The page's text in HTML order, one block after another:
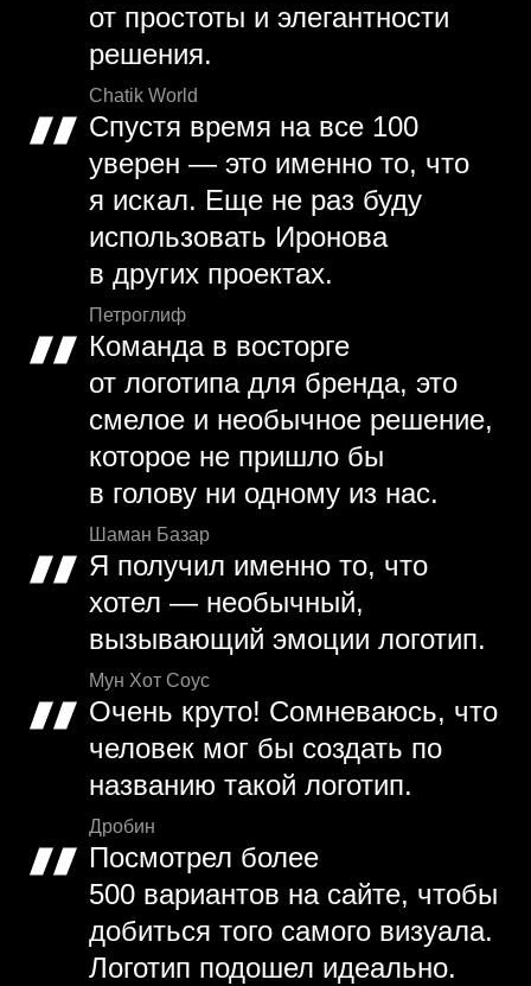
от простоты и элегантности
решения.
Chatik World
Спустя время на все 100
уверен — это именно то, что
я искал. Еще не раз буду
использовать Иронова
в других проектах.
Петроглиф
Команда в восторге
от логотипа для бренда, это
смелое и необычное решение,
которое не пришло бы
в голову ни одному из нас.
Шаман Базар
Я получил именно то, что
хотел — необычный,
вызывающий эмоции логотип.
Мун Хот Соус
Очень круто! Сомневаюсь, что
человек мог бы создать по
названию такой логотип.
Дробин
Посмотрел более
500 вариантов на сайте, чтобы
добиться того самого визуала.
Логотип подошел идеально.